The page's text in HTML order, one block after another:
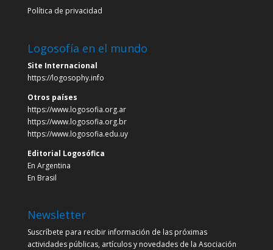
Política de privacidad
Logosofía en el mundo
Site Internacional
https://logosophy.info
Otros países
https://www.logosofia.org.ar
https://www.logosofia.org.br
https://www.logosofia.edu.uy
Editorial Logosófica
En Argentina
En Brasil
Newsletter
Suscríbete para recibir información de las próximas
actividades públicas, artículos y novedades de la Asociación